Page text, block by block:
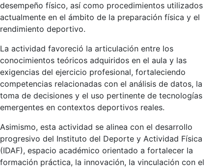
desempeño físico, así como procedimientos utilizados
actualmente en el ámbito de la preparación física y el
rendimiento deportivo.
La actividad favoreció la articulación entre los
conocimientos teóricos adquiridos en el aula y las
exigencias del ejercicio profesional, fortaleciendo
competencias relacionadas con el análisis de datos, la
toma de decisiones y el uso pertinente de tecnologías
emergentes en contextos deportivos reales.
Asimismo, esta actividad se alinea con el desarrollo
progresivo del Instituto del Deporte y Actividad Física
(IDAF), espacio académico orientado a fortalecer la
formación práctica, la innovación, la vinculación con el